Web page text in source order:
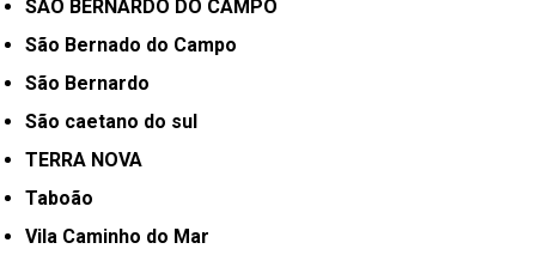
SÃO BERNARDO DO CAMPO
São Bernado do Campo
São Bernardo
São caetano do sul
TERRA NOVA
Taboão
Vila Caminho do Mar